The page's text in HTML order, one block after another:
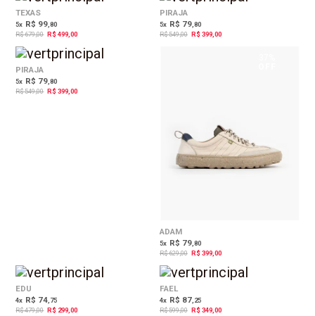
TEXAS
5x R$ 99,80
R$ 679,00 R$ 499,00
PIRAJA
5x R$ 79,80
R$ 549,00 R$ 399,00
PIRAJA
5x R$ 79,80
R$ 549,00 R$ 399,00
ADAM
5x R$ 79,80
R$ 629,00 R$ 399,00
EDU
4x R$ 74 ,75
R$ 479,00 R$ 299,00
FAEL
4x R$ 87,25
R$ 599,00 R$ 349,00